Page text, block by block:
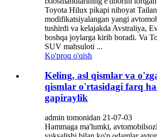
Toyota Hilux pikapi nihoyat
modifikatsiyalangan yangi
tushirdi va kelajakda Avstraliya,
boshqa joylarga kirib boradi. Va
SUV mahsuloti ...
Ko'proq o'qish
Keling, asl qismlar va
qismlar o'rtasidagi farq
gapiraylik
admin tomonidan 21-07-03
Hammaga ma'lumki,